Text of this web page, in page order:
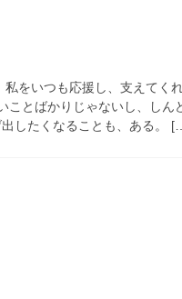
をいつも応援し、支えてく
ことばかりじゃないし、しん
したくなることも、ある。